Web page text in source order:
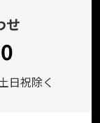
せ
日祝除く